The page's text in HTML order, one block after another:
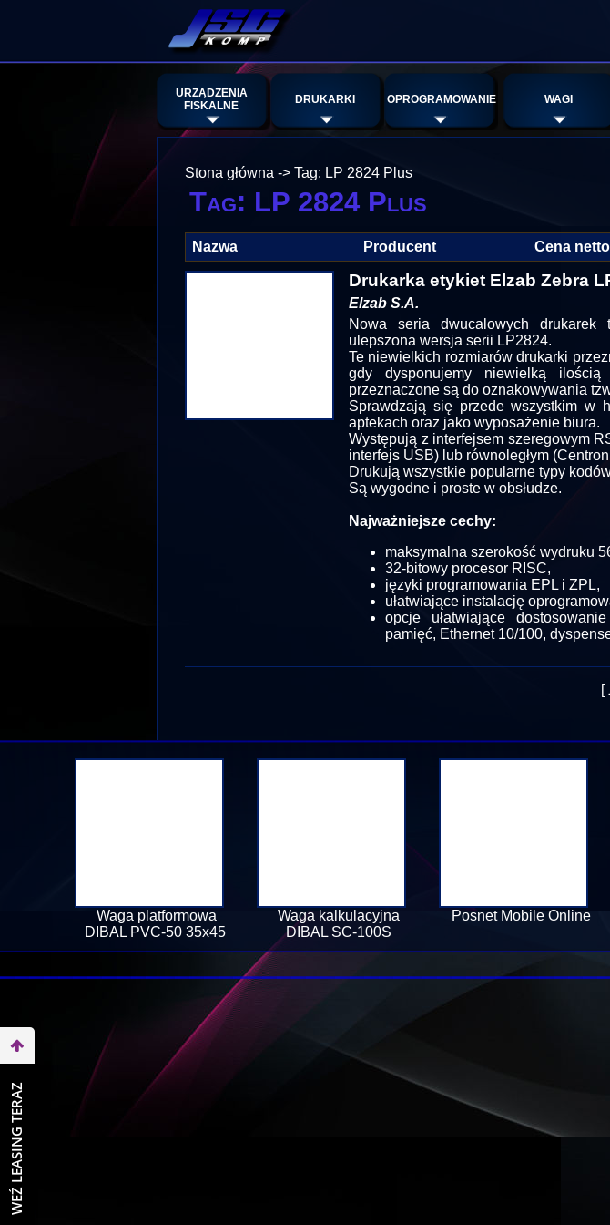
URZĄDZENIA
FISKALNE
DRUKARKI OPROGRAMOWANIE WAGI
Stona główna -> Tag: LP 2824 Plus
Tag: LP 2824 Plus
Nazwa Producent Cena netto
Drukarka etykiet Elzab Zebra
Elzab S.A.
Nowa seria dwucalowych drukarek
ulepszona wersja serii LP2824.
Te niewielkich rozmiarów drukarki
gdy dysponujemy niewielką
przeznaczone są do oznakowywania
Sprawdzają się przede wszystkim w
aptekach oraz jako wyposażenie biura.
Występują z interfejsem szeregowym
interfejs USB) lub równoległym
Drukują wszystkie popularne typy
Są wygodne i proste w obsłudze.
Najważniejsze cechy:
maksymalna szerokość wydruku
32-bitowy procesor RISC,
języki programowania EPL i ZPL,
ułatwiające instalację
opcje ułatwiające
pamięć, Ethernet 10/100,
[
Waga platformowa
DIBAL PVC-50 35x45
Waga kalkulacyjna
DIBAL SC-100S
Posnet Mobile Online
WEŹ LEASING TERAZ